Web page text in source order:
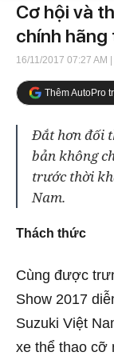
Cơ hội và
chính hãng
16/11/2017 07:27 AM
Thêm AutoPro
Đắt hơn đối
bản không
trước thời
Nam.
Thách thức
Cùng được
Show 2017
Suzuki Việt
xe thể thao cỡ